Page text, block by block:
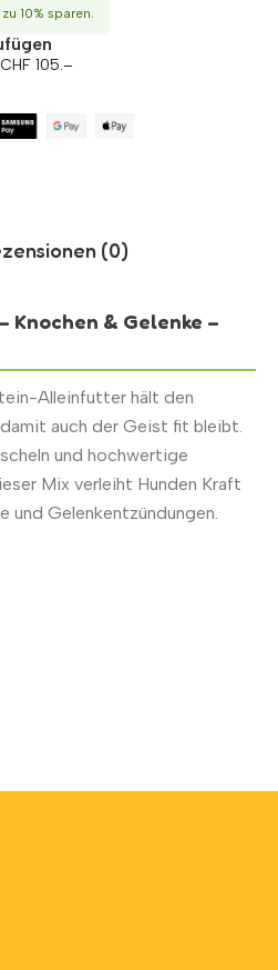
10% sparen.
105.–
(0)
Knochen & Gelenke –
Alleinfutter hält den
auch der Geist fit bleibt.
und hochwertige
Mix verleiht Hunden Kraft
und Gelenkentzündungen.